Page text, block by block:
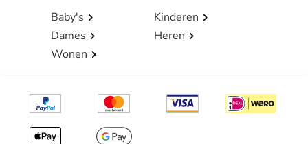
Baby's
Kinderen
Dames
Heren
Wonen